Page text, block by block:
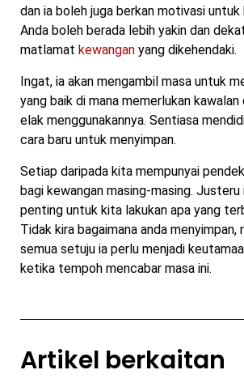
dan ia boleh juga berkan motivasi untuk
Anda boleh berada lebih yakin dan
matlamat kewangan yang dikehendaki.
Ingat, ia akan mengambil masa untuk
yang baik di mana memerlukan
elak menggunakannya. Sentiasa
cara baru untuk menyimpan.
Setiap daripada kita mempunyai
bagi kewangan masing-masing.
penting untuk kita lakukan apa yang
Tidak kira bagaimana anda menyimpan,
semua setuju ia perlu menjadi
ketika tempoh mencabar masa ini.
Artikel berkaitan